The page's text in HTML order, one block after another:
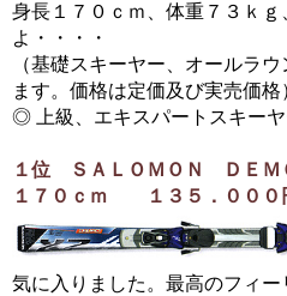
身長１７０ｃｍ、体重７３ｋ
よ・・・・
（基礎スキーヤー、オールラ
ます。価格は定価及び実売価格
◎ 上級、エキスパートスキー
１位 ＳＡＬＯＭＯＮ ＤＥＭ
１７０ｃｍ １３５．０００
気に入りました。最高のフィ